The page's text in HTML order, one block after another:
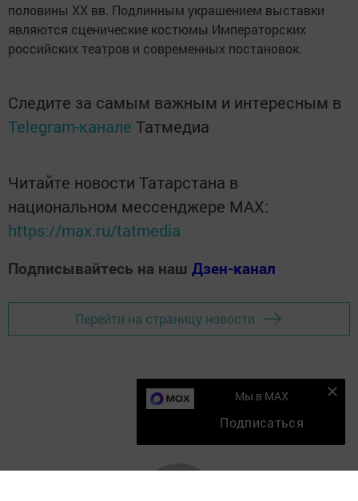
половины ХХ вв. Подлинным украшением выставки
являются сценические костюмы Императорских
российских театров и современных постановок.
Следите за самым важным и интересным в
Telegram-канале Татмедиа
Читайте новости Татарстана в
национальном мессенджере MАХ:
https://max.ru/tatmedia
Подписывайтесь на наш Дзен-канал
Перейти на страницу новости
Мы в MAX
Подписаться